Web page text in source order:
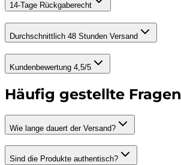
14-Tage Rückgaberecht
Durchschnittlich 48 Stunden Versand
Kundenbewertung 4,5/5
Häufig gestellte Fragen
Wie lange dauert der Versand?
Sind die Produkte authentisch?